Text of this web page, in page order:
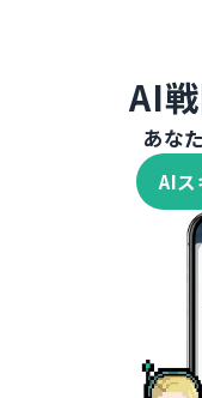
AI
あな
AIス